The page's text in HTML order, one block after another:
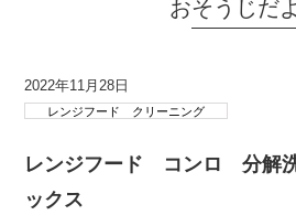
おそうじだ
2022年11月28日
レンジフード クリーニング
レンジフード コンロ 分解
ックス